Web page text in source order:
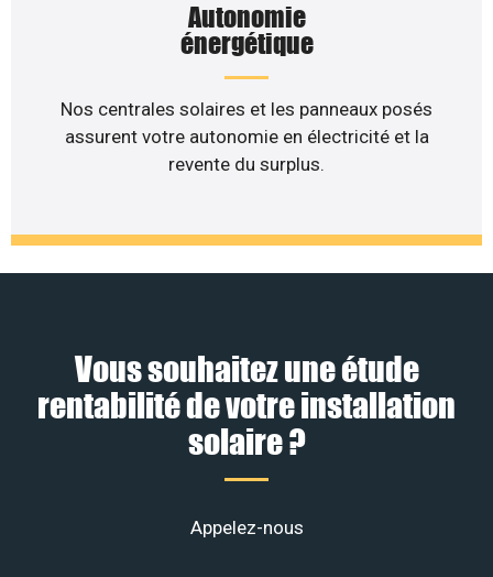
Autonomie
énergétique
Nos centrales solaires et les panneaux posés
assurent votre autonomie en électricité et la
revente du surplus.
Vous souhaitez une étude
rentabilité de votre installation
solaire ?
Appelez-nous